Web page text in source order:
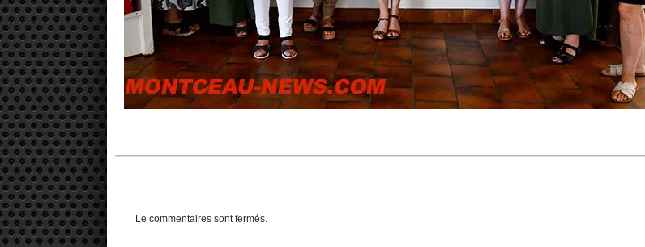
Le commentaires sont fermés.